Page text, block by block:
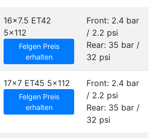
16x7.5 ET42
5x112
Felgen Preis
erhalten
Front: 2.4 bar
/ 2.2 psi
Rear: 35 bar /
32 psi
17x7 ET45 5x112
Felgen Preis
erhalten
Front: 2.4 bar
/ 2.2 psi
Rear: 35 bar /
32 psi